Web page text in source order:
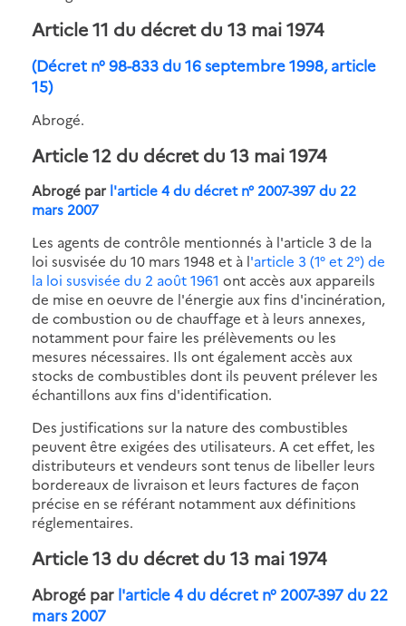
Article 11 du décret du 13 mai 1974
(Décret n° 98-833 du 16 septembre 1998, article
15)
Abrogé.
Article 12 du décret du 13 mai 1974
Abrogé par l'article 4 du décret n° 2007-397 du 22
mars 2007
Les agents de contrôle mentionnés à l'article 3 de la
loi susvisée du 10 mars 1948 et à l'article 3 (1° et 2°) de
la loi susvisée du 2 août 1961 ont accès aux appareils
de mise en oeuvre de l'énergie aux fins d'incinération,
de combustion ou de chauffage et à leurs annexes,
notamment pour faire les prélèvements ou les
mesures nécessaires. Ils ont également accès aux
stocks de combustibles dont ils peuvent prélever les
échantillons aux fins d'identification.
Des justifications sur la nature des combustibles
peuvent être exigées des utilisateurs. A cet effet, les
distributeurs et vendeurs sont tenus de libeller leurs
bordereaux de livraison et leurs factures de façon
précise en se référant notamment aux définitions
réglementaires.
Article 13 du décret du 13 mai 1974
Abrogé par l'article 4 du décret n° 2007-397 du 22
mars 2007